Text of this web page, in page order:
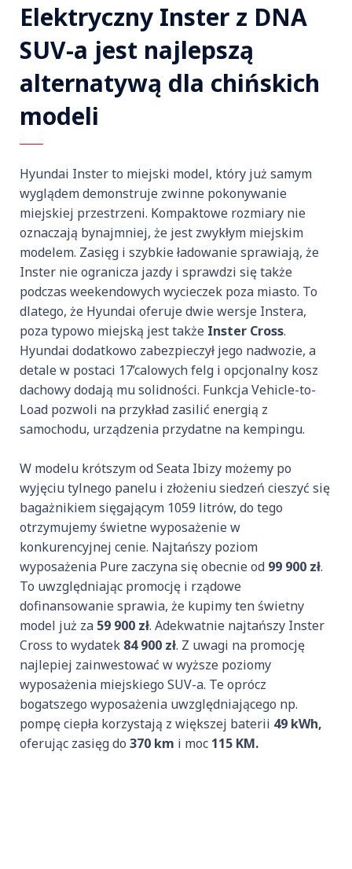
Elektryczny Inster z DNA
SUV-a jest najlepszą
alternatywą dla chińskich
modeli
Hyundai Inster to miejski model, który już samym
wyglądem demonstruje zwinne pokonywanie
miejskiej przestrzeni. Kompaktowe rozmiary nie
oznaczają bynajmniej, że jest zwykłym miejskim
modelem. Zasięg i szybkie ładowanie sprawiają, że
Inster nie ogranicza jazdy i sprawdzi się także
podczas weekendowych wycieczek poza miasto. To
dlatego, że Hyundai oferuje dwie wersje Instera,
poza typowo miejską jest także Inster Cross.
Hyundai dodatkowo zabezpieczył jego nadwozie, a
detale w postaci 17’calowych felg i opcjonalny kosz
dachowy dodają mu solidności. Funkcja Vehicle-to-
Load pozwoli na przykład zasilić energią z
samochodu, urządzenia przydatne na kempingu.
W modelu krótszym od Seata Ibizy możemy po
wyjęciu tylnego panelu i złożeniu siedzeń cieszyć się
bagażnikiem sięgającym 1059 litrów, do tego
otrzymujemy świetne wyposażenie w
konkurencyjnej cenie. Najtańszy poziom
wyposażenia Pure zaczyna się obecnie od 99 900 zł.
To uwzględniając promocję i rządowe
dofinansowanie sprawia, że kupimy ten świetny
model już za 59 900 zł. Adekwatnie najtańszy Inster
Cross to wydatek 84 900 zł. Z uwagi na promocję
najlepiej zainwestować w wyższe poziomy
wyposażenia miejskiego SUV-a. Te oprócz
bogatszego wyposażenia uwzględniającego np.
pompę ciepła korzystają z większej baterii 49 kWh,
oferując zasięg do 370 km i moc 115 KM.